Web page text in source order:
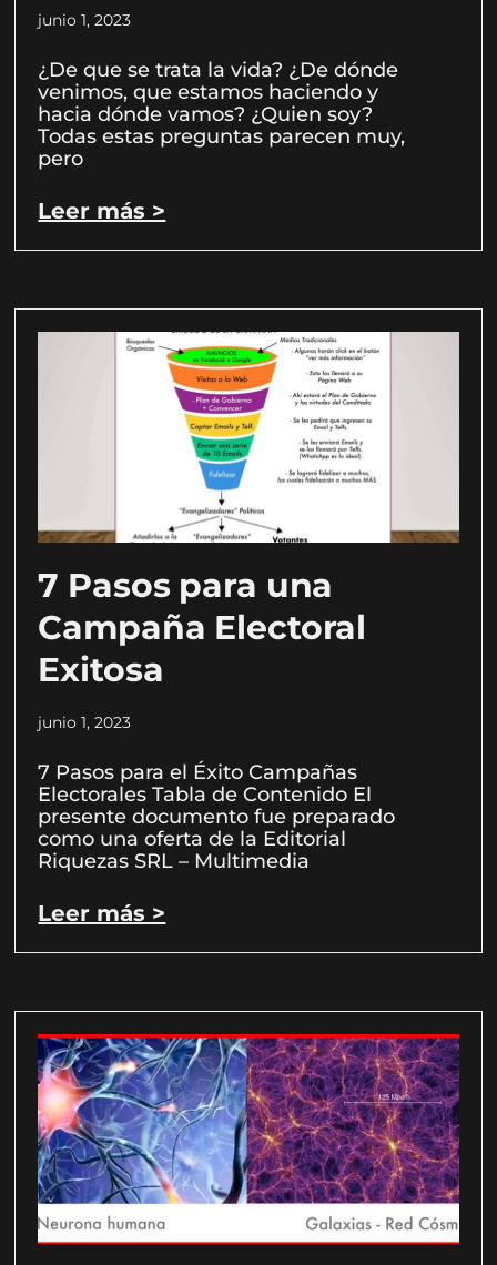
junio 1, 2023
¿De que se trata la vida? ¿De dónde
venimos, que estamos haciendo y
hacia dónde vamos? ¿Quien soy?
Todas estas preguntas parecen muy,
pero
Leer más >
7 Pasos para una
Campaña Electoral
Exitosa
junio 1, 2023
7 Pasos para el Éxito Campañas
Electorales Tabla de Contenido El
presente documento fue preparado
como una oferta de la Editorial
Riquezas SRL – Multimedia
Leer más >